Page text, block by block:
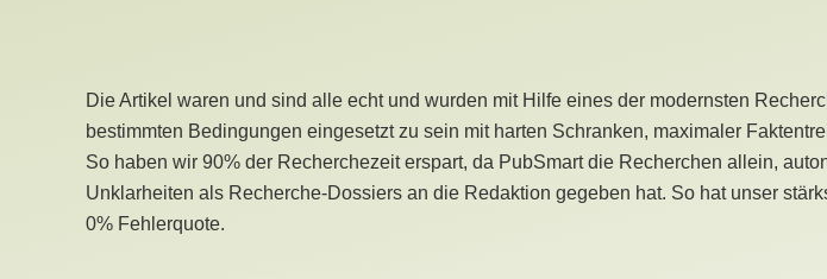
Die Artikel waren und sind alle echt und wurden mit Hilfe eines der modernsten
bestimmten Bedingungen eingesetzt zu sein mit harten Schranken, maximaler
So haben wir 90% der Recherchezeit erspart, da PubSmart die Recherchen allein,
Unklarheiten als Recherche-Dossiers an die Redaktion gegeben hat. So hat unser
0% Fehlerquote.